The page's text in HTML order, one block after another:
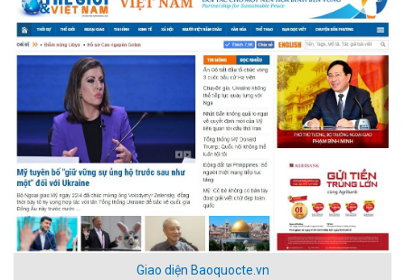
Giao diện Baoquocte.vn